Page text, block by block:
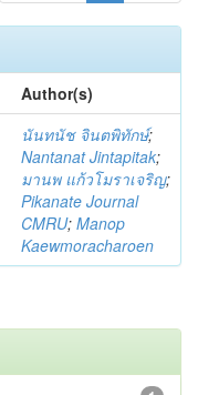
Author(s)
นันทนัช จินตพิทักษ์;
Nantanat Jintapitak;
มานพ แก้วโมราเจริญ;
Pikanate Journal
CMRU; Manop
Kaewmoracharoen